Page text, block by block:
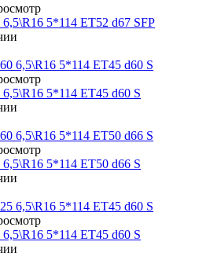
5*114 ET52 d67 SFP
5*114 ET45 d60 S
5*114 ET50 d66 S
5*114 ET45 d60 S